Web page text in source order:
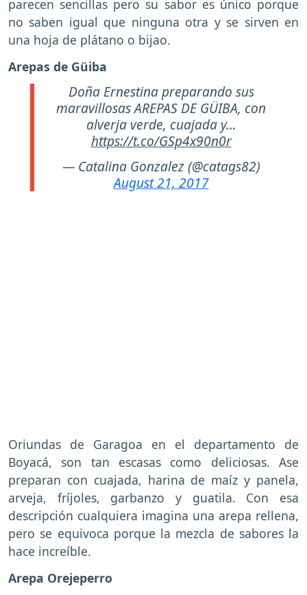
parecen sencillas pero su sabor es único porque
no saben igual que ninguna otra y se sirven en
una hoja de plátano o bijao.
Arepas de Güiba
Doña Ernestina preparando sus
maravillosas AREPAS DE GÜIBA, con
alverja verde, cuajada y…
https://t.co/GSp4x90n0r
— Catalina Gonzalez (@catags82)
August 21, 2017
Oriundas de Garagoa en el departamento de
Boyacá, son tan escasas como deliciosas. Ase
preparan con cuajada, harina de maíz y panela,
arveja, fríjoles, garbanzo y guatila. Con esa
descripción cualquiera imagina una arepa rellena,
pero se equivoca porque la mezcla de sabores la
hace increíble.
Arepa Orejeperro